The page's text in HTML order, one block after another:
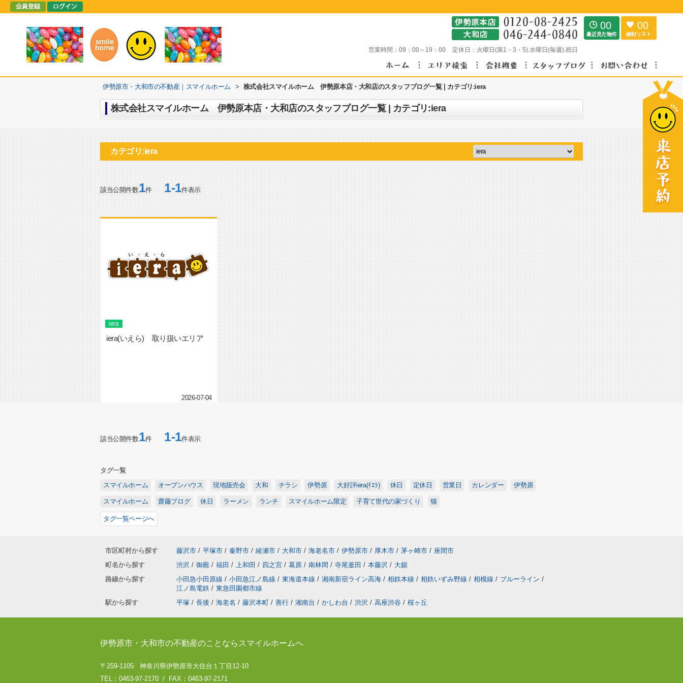
営業時間： 09：00～19：00 定休日： 火曜日(第1・3・5).水曜日(毎週).祝日
00 00
伊勢原市・大和市の不動産｜スマイルホーム > 株式会社スマイルホーム 伊勢原本店・大和店のスタッフブログ一覧 | カテゴリ:iera
株式会社スマイルホーム 伊勢原本店・大和店のスタッフブログ一覧 | カテゴリ:iera
カテゴリ:iera
該当公開件数1件1-1件表示
iera
iera(いえら) 取り扱いエリア
2026-07-04
該当公開件数1件1-1件表示
タグ一覧
スマイルホーム
オープンハウス 現地販売会 大和 チラシ 伊勢原 大好評iera(ｲｴﾗ) 休日 定休日 営業日 カレンダー 伊勢原
スマイルホーム 齋藤ブログ 休日 ラーメン ランチ スマイルホーム限定 子育て世代の家づくり 猫
タグ一覧ページへ
市区町村から探す 藤沢市 / 平塚市 / 秦野市 / 綾瀬市 / 大和市 / 海老名市 / 伊勢原市 / 厚木市 / 茅ヶ崎市 / 座間市
町名から探す
渋沢 / 御殿 / 福田 / 上和田 / 四之宮 / 葛原 / 南林間 / 寺尾釜田 / 本藤沢 / 大鋸
路線から探す
小田急小田原線 / 小田急江ノ島線 / 東海道本線 / 湘南新宿ライン高海 / 相鉄本線 / 相鉄いずみ野線 / 相模線 / ブルーライン /
江ノ島電鉄 / 東急田園都市線
駅から探す
平塚 / 長後 / 海老名 / 藤沢本町 / 善行 / 湘南台 / かしわ台 / 渋沢 / 高座渋谷 / 桜ヶ丘
伊勢原市・大和市の不動産のことならスマイルホームへ
〒259-1105 神奈川県伊勢原市大住台１丁目12-10
TEL：0463-97-2170 / FAX：0463-97-2171